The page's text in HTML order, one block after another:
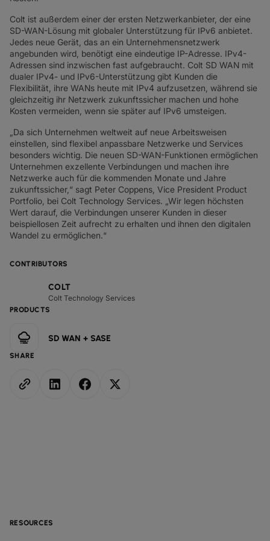
SD-WAN + SASE
LAN + DRAHTLOSES LAN
ALLE NETZWERKDIENSTE
CONTRIBUTORS
COLT
Colt Technology Services
PRODUCTS
SD WAN + SASE
SHARE
Colt ist außerdem einer der ersten Netzwerkanbieter, der eine
SD-WAN-Lösung mit globaler Unterstützung für IPv6 anbietet.
Jedes neue Gerät, das an ein Unternehmensnetzwerk
angebunden wird, benötigt eine eindeutige IP-Adresse. IPv4-
Adressen sind inzwischen fast aufgebraucht. Colt SD WAN mit
dualer IPv4- und IPv6-Unterstützung gibt Kunden die
Flexibilität, ihre WANs heute mit IPv4 aufzusetzen, während sie
gleichzeitig ihr Netzwerk zukunftssicher machen und hohe
Kosten vermeiden, wenn sie später auf IPv6 umsteigen.
„Da sich Unternehmen weltweit auf neue Arbeitsweisen
einstellen, sind flexibel anpassbare Netzwerke und Services
besonders wichtig. Die neuen SD-WAN-Funktionen ermöglichen
Unternehmen exzellente Verbindungen und machen ihre
Netzwerke auch für die kommenden Monate und Jahre
zukunftssicher,“ sagt Peter Coppens, Vice President Product
Portfolio, bei Colt Technology Services. „Wir legen höchsten
Wert darauf, die Verbindungen unserer Kunden in dieser
beispiellosen Zeit aufrecht zu erhalten und ihnen den digitalen
Wandel zu ermöglichen.“
RESOURCES